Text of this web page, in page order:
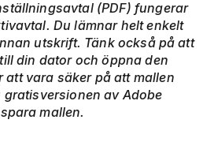
(PDF) fungerar
Du lämnar helt enkelt
utskrift. Tänk också på att
din dator och öppna den
att vara säker på att mallen
av Adobe
mallen.